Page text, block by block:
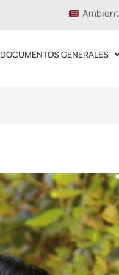
DOCUMENTOS GENERALES